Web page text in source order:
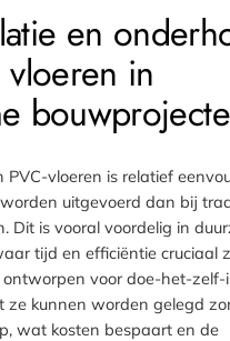
en
in
PVC-vloeren is relatief
uitgevoerd dan bij
Dit is vooral voordelig in
tijd en efficiëntie cruciaal
ontworpen voor doe-het-zelf-
kunnen worden gelegd
wat kosten bespaart en de